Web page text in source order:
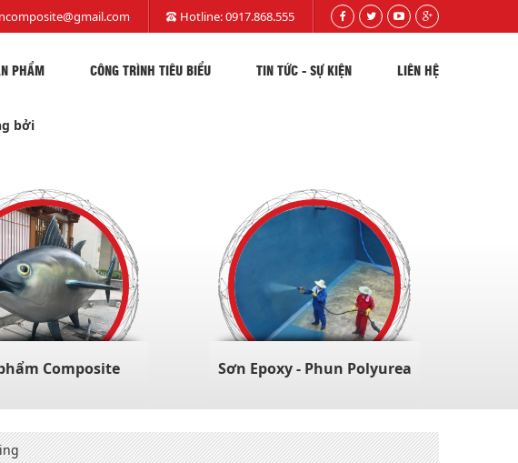
Hotline:0917.868.555
PHẨM CÔNG TRÌNH TIÊU BIỂU TIN TỨC - SỰ KIỆN LIÊN HỆ
bởi
Composite Sơn Epoxy - Phun Polyurea